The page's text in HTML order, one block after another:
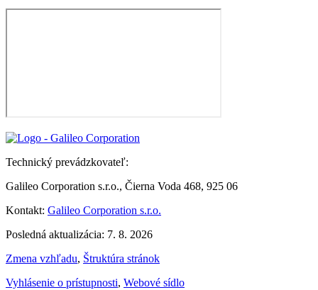
Technický prevádzkovateľ:
Galileo Corporation s.r.o., Čierna Voda 468, 925 06
Kontakt: Galileo Corporation s.r.o.
Posledná aktualizácia: 7. 8. 2026
Zmena vzhľadu, Štruktúra stránok
Vyhlásenie o prístupnosti, Webové sídlo